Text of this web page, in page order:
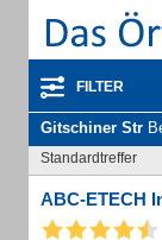
FILTER
Gitschiner Str
Standardtreffer
ABC-ETECH